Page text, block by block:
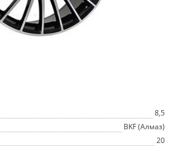
8,5
BKF (Алмаз)
20